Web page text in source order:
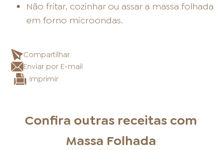
Não fritar, cozinhar ou assar a massa folhada
em forno microondas.
Compartilhar
Enviar por E-mail
Imprimir
Confira outras receitas com
Massa Folhada